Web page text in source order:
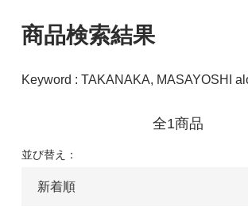
商品検索結果
Keyword : TAKANAKA, MASAYOSHI
全1商品
並び替え：